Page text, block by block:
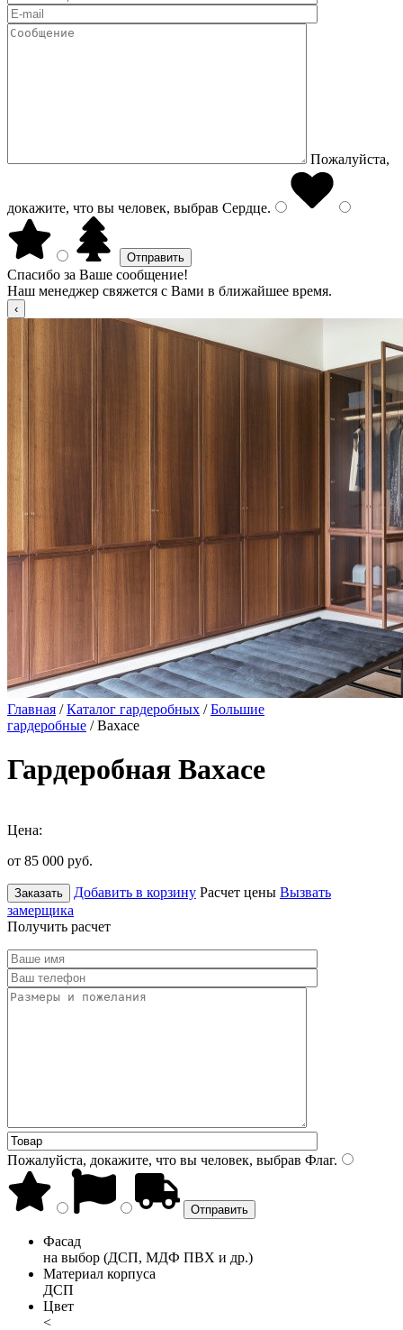
Пожалуйста,
докажите, что вы человек, выбрав Сердце.
Спасибо за Ваше сообщение!
Наш менеджер свяжется с Вами в ближайшее время.
Главная /Каталог гардеробных /Большие
гардеробные / Вахасе
Гардеробная Вахасе
Цена:
от 85 000 руб.
Заказать Добавить в корзину Расчет цены Вызвать
замерщика
Получить расчет
Пожалуйста, докажите, что вы человек, выбрав Флаг.
Фасад
на выбор (ДСП, МДФ ПВХ и др.)
Материал корпуса
ДСП
Цвет
<